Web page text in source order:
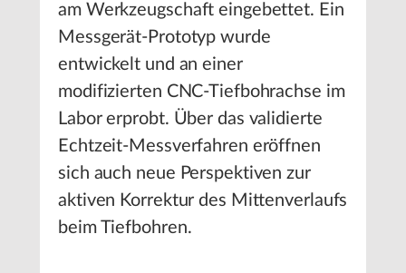
am Werkzeugschaft eingebettet. Ein
Messgerät-Prototyp wurde
entwickelt und an einer
modifizierten CNC-Tiefbohrachse im
Labor erprobt. Über das validierte
Echtzeit-Messverfahren eröffnen
sich auch neue Perspektiven zur
aktiven Korrektur des Mittenverlaufs
beim Tiefbohren.